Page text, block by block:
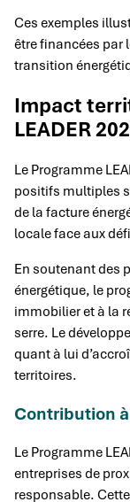
Ces exemples
être financées par
transition
Impact
LEADER
Le Programme
positifs multiples
de la facture
locale face aux
En soutenant des
énergétique, le
immobilier et à la
serre. Le
quant à lui
territoires.
Contribution
Le Programme
entreprises de
responsable.